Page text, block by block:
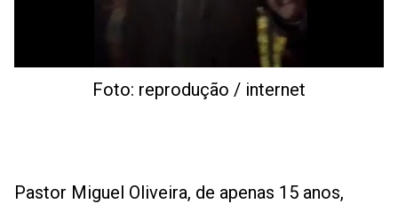
Foto: reprodução / internet
Pastor Miguel Oliveira, de apenas 15 anos,